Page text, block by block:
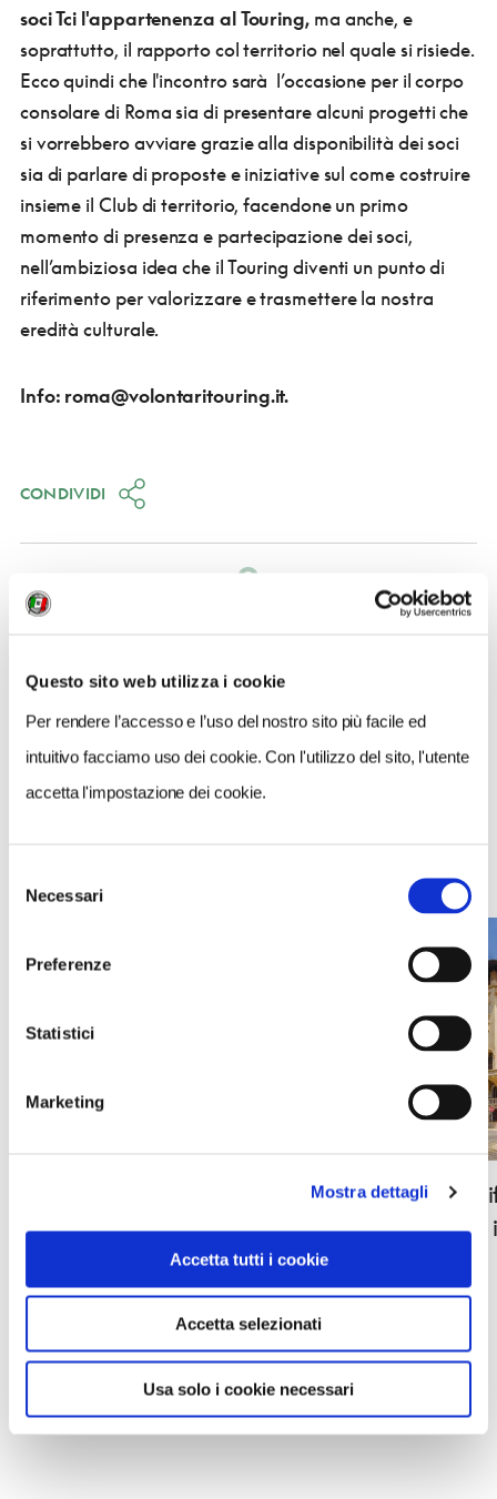
Questo sito web utilizza i cookie
Per rendere l’accesso e l’uso del nostro sito più facile ed
intuitivo facciamo uso dei cookie. Con l'utilizzo del sito, l'utente
accetta l'impostazione dei cookie.
delNecessari
Preferenze
Statistici
Marketing
Mostra dettagli
Accetta tutti i cookie
Accetta selezionati
Usa solo i cookie necessari
soci Tci l'appartenenza al Touring, ma anche, e
soprattutto, il rapporto col territorio nel quale si risiede.
Ecco quindi che l'incontro sarà l’occasione per il corpo
consolare di Roma sia di presentare alcuni progetti che
si vorrebbero avviare grazie alla disponibilità dei soci
sia di parlare di proposte e iniziative sul come costruire
insieme il Club di territorio, facendone un primo
momento di presenza e partecipazione dei soci,
nell’ambiziosa idea che il Touring diventi un punto di
riferimento per valorizzare e trasmettere la nostra
eredità culturale.
Info: roma@volontaritouring.it.
CONDIVIDI
0
NEWS
Anche il Touring è presente alla XXVII
edizione della Borsa Mediterranea del
Turismo Archeologico a Paestum
Musei
gratuite